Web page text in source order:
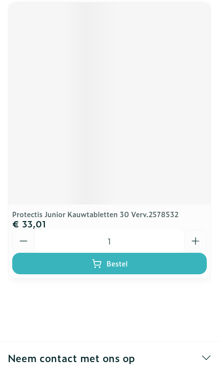
Protectis Junior Kauwtabletten 30 Verv.2578532
€ 33,01
Bestel
Neem contact met ons op